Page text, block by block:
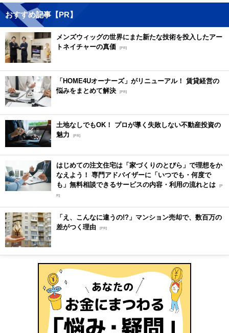
おすすめ記事【PR】
メンズウィッグの世界にまた新たな技術を投入したアー
トネイチャーの真価
[PR]
「HOME4Uオーナーズ」がリニューアル！ 賃貸経営の
悩みをまとめて解決 [PR]
土地なしでもOK！ プロが導く失敗しない不動産投資の
魅力
[PR]
はじめての注文住宅は「家づくりのとびら」で理想をか
なえよう！ 専門アドバイザーに「いつでも・何度で
も」無料相談できるサービスの内容・利用の流れとは [P
R]
「え、こんなに違うの!?」マンション売却で、数百万の
差がつく理由 [PR]